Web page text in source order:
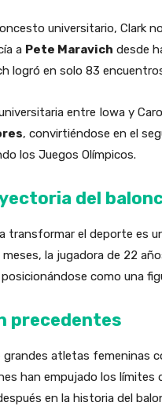
universitario, Clark
a Pete Maravich desde
logró en solo 83
entre Iowa y
, convirtiéndose en el
los Juegos Olímpicos.
del
transformar el deporte es
la jugadora de 22
posicionándose como una
precedentes
grandes atletas femeninas
han empujado los
en la historia del